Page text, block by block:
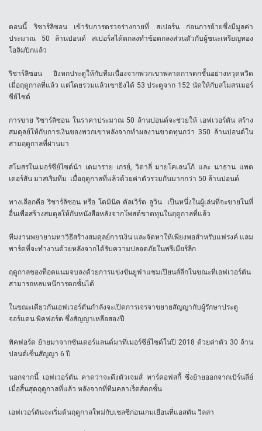
ตอนนี้ ริชาร์ลิซอน เข้ารับการตรวจร่างกายที่ สเปอร์น ก่อนการย้ายซึ่งมีมูลค่า
ประมาณ 50 ล้านปอนด์ สเปอร์สได้ตกลงทำข้อตกลงส่วนตัวกับผู้ชนะเหรียญทอง
โอลิมปิกแล้ว
ริชาร์ลิซอน ยิงหกประตูให้กับทีมเนื่องจากพวกเขาพลาดการตกชั้นอย่างหวุดหวิด
เมื่อฤดูกาลที่แล้ว แต่โดยรวมแล้วเขายิงได้ 53 ประตูจาก 152 นัดให้กับสโมสรเมอร์
ซีย์ไซด์
การขาย ริชาร์ลิซอน ในราคาประมาณ 50 ล้านปอนด์จะช่วยให้ เอฟเวอร์ตัน สร้าง
สมดุลย์ให้กับการเงินของพวกเขาหลังจากทำผลงานขาดทุนกว่า 350 ล้านปอนด์ใน
สามฤดูกาลที่ผ่านมา
สโมสรในเมอร์ซีย์ไซด์นำ เดมาราย เกรย์, วิตาลี่ มายโคเลนโก้ และ นาธาน แพต
เตอร์สัน มาสเริมทีม เมื่อฤดูกาลที่แล้วด้วยค่าตัวรวมกันมากกว่า 50 ล้านปอนด์
ทางเลือกคือ ริชาร์ลิซอน หรือ โดมินิค คัลเวิร์ต ลูวิน เป็นหนึ่งในผู้เล่นที่จะขายในที่
อื่นเพื่อสร้างสมดุลให้กับหนังสือหลังจากโพสต์ขาดทุนในฤดูกาลที่แล้ว
ทีมงานพยายามหาวิธีสร้างสมดุลย์การเงิน และจัดหาให้เพียงพอสำหรับแฟรงค์ แลม
พาร์ดที่จะทำงานด้วยหลังจากได้รับความปลอดภัยในพรีเมียร์ลีก
ฤดูกาลของท็อตแนมจบลงด้วยการแข่งขันยูฟ่าแชมเปียนส์ลีกในขณะที่เอฟเวอร์ตัน
สามารถหลบหนีการตกชั้นได้
ในขณะเดียวกันเอฟเวอร์ตันกำลังจะเปิดการเจรจาขยายสัญญากับผู้รักษาประตู
จอร์แดน พิคฟอร์ด ซึ่งสัญญาเหลือสองปี
พิคฟอร์ด ย้ายมาจากซันเดอร์แลนด์มาที่เมอร์ซีย์ไซด์ในปี 2018 ด้วยค่าตัว 30 ล้าน
ปอนด์เซ็นสัญญา 6 ปี
นอกจากนี้ เอฟเวอร์ตัน คาดว่าจะดึงตัวเจมส์ ทาร์คอฟสกี้ ซึ่งย้ายออกจากเบิร์นลีย์
เมื่อสิ้นสุดฤดูกาลที่แล้ว หลังจากที่ทีมคลาเร็ตส์ตกชั้น
เอฟเวอร์ตันจะเริ่มต้นฤดูกาลใหม่กับเชลซีก่อนเกมเยือนที่แอสตัน วิลล่า